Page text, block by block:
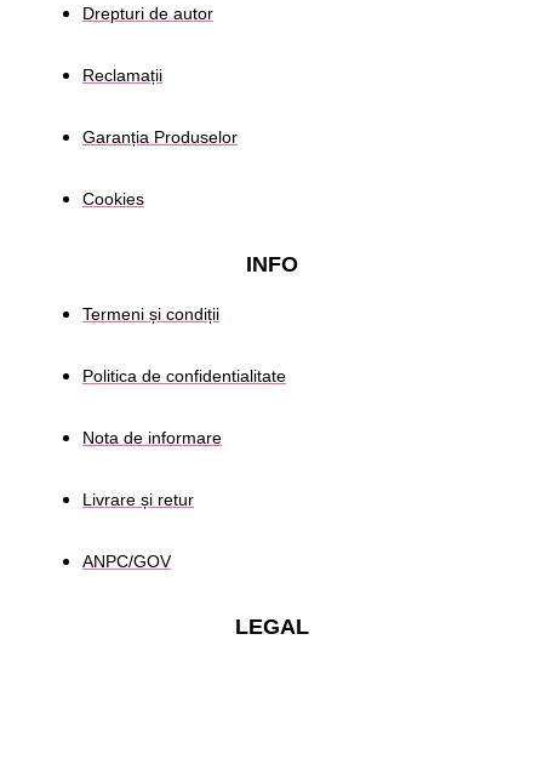
Drepturi de autor
Reclamații
Garanția Produselor
Cookies
INFO
Termeni și condiții
Politica de confidentialitate
Nota de informare
Livrare și retur
ANPC/GOV
LEGAL